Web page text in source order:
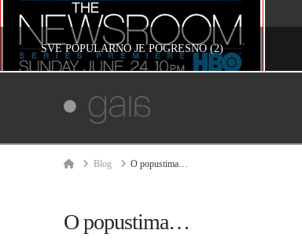
SVE POPULARNO JE POGREŠNO (2)
INFORMACIJE, RAZMIŠLJANJA, ŽIVOT
HomeBlog O popustima…
O popustima…